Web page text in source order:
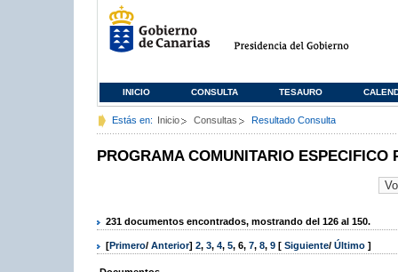
INICIO CONSULTA TESAURO
Estás en: Inicio Consultas Resultado Consulta
PROGRAMA COMUNITARIO ESPECIFICO
231 documentos encontrados, mostrando del 126 al 150.
[Primero/ Anterior] 2, 3, 4, 5, 6, 7, 8, 9 [ Siguiente/ Último ]